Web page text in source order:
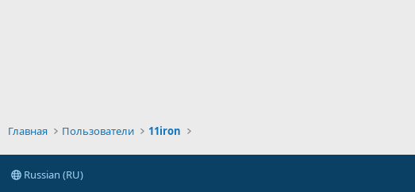
Главная Пользователи 11iron
Russian (RU)